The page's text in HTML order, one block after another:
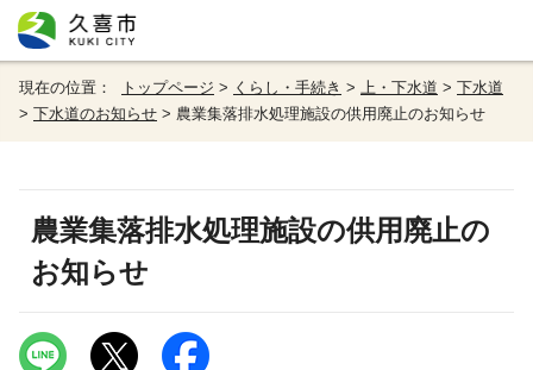
現在の位置： トップページ > くらし・手続き > 上・下水道 > 下水道
> 下水道のお知らせ > 農業集落排水処理施設の供用廃止のお知らせ
農業集落排水処理施設の供用廃止の
お知らせ